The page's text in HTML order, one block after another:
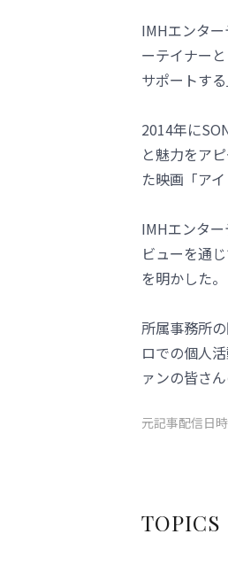
IMHエンタ
ーテイナー
サポートする
2014年に
と魅力をア
た映画「ア
IMHエンタ
ビューを通
を明かした。
所属事務所
ロでの個人
ァンの皆さ
元記事配信日
TOPICS